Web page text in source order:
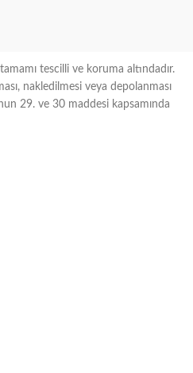
tescilli ve koruma altındadır.
nakledilmesi veya depolanması
29. ve 30 maddesi kapsamında